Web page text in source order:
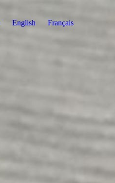
English Français